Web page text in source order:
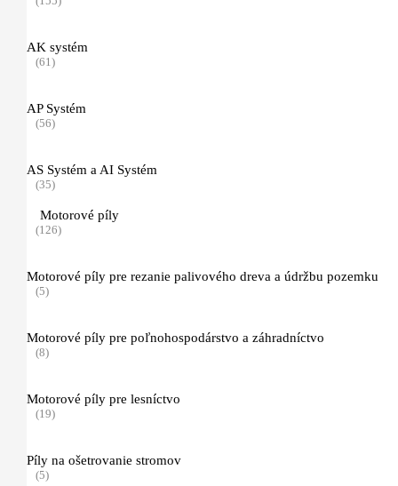
(3)
FUNCTION
(1)
Dynamic VENT
(2)
PROTECT MS
(2)
Pracovné a ochranné odevy do terénu
Ochranné odevy pre prácu s krovinorezom, príslušenstvo
Funkčné oblečenie (spodné prádlo)
Ochrana hlavy, zraku a sluchu
AK systém
(61)
AP Systém
(56)
AS Systém a AI Systém
(35)
Motorové píly
(126)
Motorové píly pre rezanie palivového dreva a údržbu pozemku
(5)
Motorové píly pre poľnohospodárstvo a záhradníctvo
(8)
Motorové píly pre lesníctvo
(19)
Píly na ošetrovanie stromov
(5)